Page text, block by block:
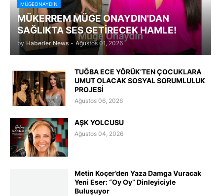
MÜGEONAYDIN
MÜKERREM MÜGE ONAYDIN'DAN
SAĞLIKTA SES GETİRECEK HAMLE!
by Haberler News - Ağustos 01, 2026
TUĞBA ECE YÖRÜK’TEN ÇOCUKLARA
UMUT OLACAK SOSYAL SORUMLULUK
PROJESİ
Ağustos 06, 2026
AŞK YOLCUSU
Ağustos 04, 2026
Metin Koçer’den Yaza Damga Vuracak
Yeni Eser: “Oy Oy” Dinleyiciyle
Buluşuyor